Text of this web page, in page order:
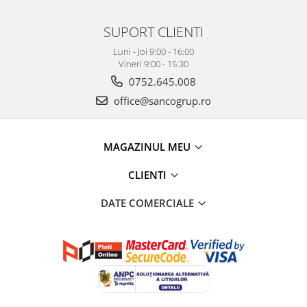
SUPORT CLIENTI
Luni - Joi 9:00 - 16:00
Vineri 9:00 - 15:30
0752.645.008
office@sancogrup.ro
MAGAZINUL MEU
CLIENTI
DATE COMERCIALE